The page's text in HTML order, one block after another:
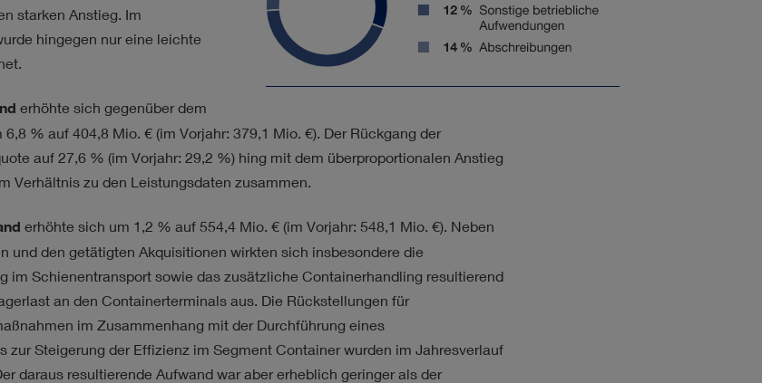
starken Anstieg. Im
hingegen nur eine leichte
erhöhte sich gegenüber dem
6,8 % auf 404,8 Mio. €(im Vorjahr: 379,1 Mio. €). Der Rückgang der
auf 27,6 % (im Vorjahr: 29,2 %) hing mit dem überproportionalen Anstieg
Verhältnis zu den Leistungsdaten zusammen.
erhöhte sich um 1,2 % auf 554,4 Mio. €(im Vorjahr: 548,1 Mio. €). Neben
und den getätigten Akquisitionen wirkten sich insbesondere die
im Schienentransport sowie das zusätzliche Containerhandling resultierend
an den Containerterminals aus. Die Rückstellungen für
im Zusammenhang mit der Durchführung eines
zur Steigerung der Effizienz im Segment Container wurden im Jahresverlauf
daraus resultierende Aufwand war aber erheblich geringer als der